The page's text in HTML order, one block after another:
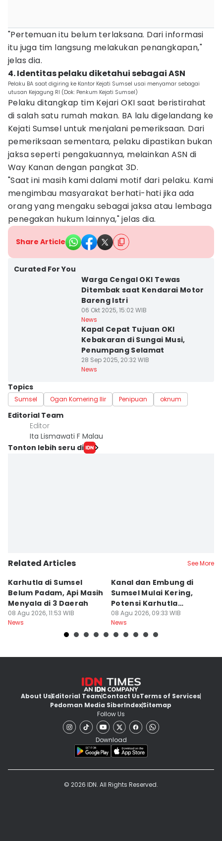
"Pertemuan itu belum terlaksana. Dari informasi
itu juga tim langsung melakukan penangkapan,"
jelas dia.
4. Identitas pelaku diketahui sebagai ASN
Pelaku BA saat digiring ke Kantor Kejati Sumsel usai menyamar sebagai
utusan Kejagung RI (Dok: Penkum Kejati Sumsel)
Pelaku ditangkap tim Kejari OKI saat beristirahat
di salah satu rumah makan. BA lalu digelandang ke
Kejati Sumsel untuk menjalani pemeriksaan. Dari
pemeriksaan sementara, pelaku dipastikan bukan
jaksa seperti pengakuannya, melainkan ASN di
Way Kanan dengan pangkat 3D.
"Saat ini masih kami dalami motif dari pelaku. Kami
mengimbau masyarakat berhati-hati jika ada
orang yang mengaku sebagai jaksa atau lembaga
penegakan hukum lainnya," jelas dia.
Share Article
Curated For You
Warga Cengal OKI Tewas
Ditembak saat Kendarai Motor
Bareng Istri
06 Okt 2025, 15:02 WIB
News
Kapal Cepat Tujuan OKI
Kebakaran di Sungai Musi,
Penumpang Selamat
28 Sep 2025, 20:32 WIB
News
Topics
Sumsel Ogan Komering Ilir Penipuan oknum
Editorial Team
Editor
Ita Lismawati F Malau
Tonton lebih seru di
Related Articles See More
Karhutla di Sumsel
Belum Padam, Api Masih
Menyala di 3 Daerah
08 Agu 2026, 11:53 WIB
News
Kanal dan Embung di
Sumsel Mulai Kering,
Potensi Karhutla
Meningkat
08 Agu 2026, 09:33 WIB
News
About UsEditorial TeamContact UsTerms of Services
Pedoman Media SiberIndexSitemap
Follow Us
Download
© 2026 IDN. All Rights Reserved.